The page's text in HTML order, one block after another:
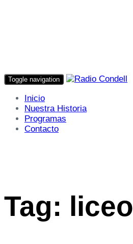
Toggle navigation
Inicio
Nuestra Historia
Programas
Contacto
Tag: liceo